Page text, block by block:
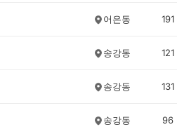
어은동 191
송강동 121
송강동 131
송강동 96